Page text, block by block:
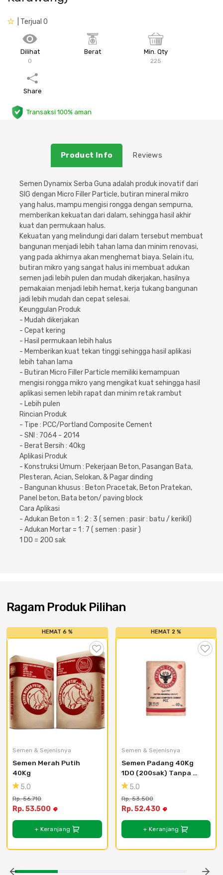
Sanitari & Aksesorisnya
Atap & Lantai
Cat dan Kimia
Saniter
Besi Profil & Plat
Pompa dan Pipa
| Terjual 0
Dilihat
0
Berat Min. Qty
225
Share
Transaksi 100% aman
Product Info Reviews
Semen Dynamix Serba Guna adalah produk inovatif dari
SIG dengan Micro Filler Particle, butiran mineral mikro
yang halus, mampu mengisi rongga dengan sempurna,
memberikan kekuatan dari dalam, sehingga hasil akhir
kuat dan permukaan halus.
Kekuatan yang melindungi dari dalam tersebut membuat
bangunan menjadi lebih tahan lama dan minim renovasi,
yang pada akhirnya akan menghemat biaya. Selain itu,
butiran mikro yang sangat halus ini membuat adukan
semen jadi lebih pulen dan mudah dikerjakan, hasilnya
pemakaian menjadi lebih hemat, kerja tukang bangunan
jadi lebih mudah dan cepat selesai.
Keunggulan Produk
- Mudah dikerjakan
- Cepat kering
- Hasil permukaan lebih halus
- Memberikan kuat tekan tinggi sehingga hasil aplikasi
lebih tahan lama
- Butiran Micro Filler Particle memiliki kemampuan
mengisi rongga mikro yang mengikat kuat sehingga hasil
aplikasi semen lebih rapat dan minim retak rambut
- Lebih pulen
Rincian Produk
- Tipe : PCC/Portland Composite Cement
- SNI : 7064 - 2014
- Berat Bersih : 40kg
Aplikasi Produk
- Konstruksi Umum : Pekerjaan Beton, Pasangan Bata,
Plesteran, Acian, Selokan, & Pagar dinding
- Bangunan khusus : Beton Pracetak, Beton Pratekan,
Panel beton, Bata beton/ paving block
Cara Aplikasi
- Adukan Beton = 1 : 2 : 3 ( semen : pasir : batu / kerikil)
- Adukan Mortar = 1 : 7 ( semen : pasir )
1 DO = 200 sak
Ragam Produk Pilihan
HEMAT 6 %
Semen & Sejenisnya
Semen Merah Putih
40Kg
5.0
Rp. 56.710
Rp. 53.500
+ Keranjang
HEMAT 2 %
Semen & Sejenisnya
Semen Padang 40Kg
1DO (200sak) Tanpa
Bongkar
5.0
Rp. 53.500
Rp. 52.430
+ Keranjang